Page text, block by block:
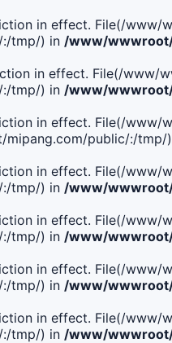
in effect. File(/
tmp/) in /www/
in effect. File(/
tmp/) in /www/
in effect. File(/
public/:/tmp/
in effect. File(/
tmp/) in /www/
in effect. File(/
tmp/) in /www/
in effect. File(/
tmp/) in /www/
in effect. File(/
tmp/) in /www/